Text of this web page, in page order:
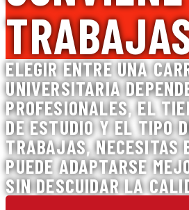
ELEGIR ENTRE UNA
UNIVERSITARIA
PROFESIONALES, EL
DE ESTUDIO Y EL TIPO
TRABAJAS, NECESITAS
PUEDE ADAPTARSE
SIN DESCUIDAR LA